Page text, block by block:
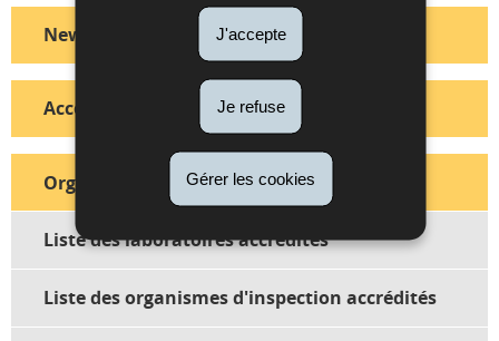
J'accepte
Je refuse
Gérer les cookies
Newsletter
Accessibilité
Organismes accrédités old
Liste des laboratoires accrédités
Liste des organismes d'inspection accrédités